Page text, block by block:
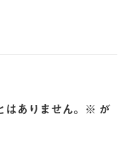
ありません。 ※ が